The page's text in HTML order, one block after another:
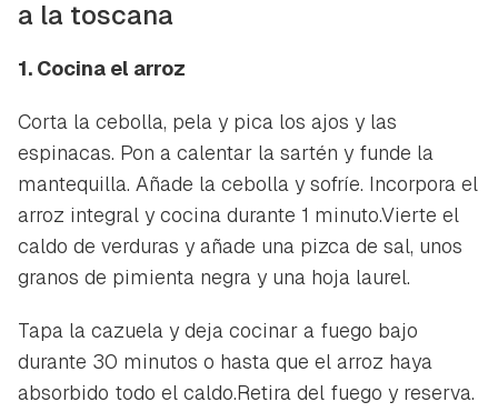
a la toscana
1. Cocina el arroz
Corta la cebolla, pela y pica los ajos y las
espinacas. Pon a calentar la sartén y funde la
mantequilla. Añade la cebolla y sofríe. Incorpora el
arroz integral y cocina durante 1 minuto.Vierte el
caldo de verduras y añade una pizca de sal, unos
granos de pimienta negra y una hoja laurel.
Tapa la cazuela y deja cocinar a fuego bajo
durante 30 minutos o hasta que el arroz haya
absorbido todo el caldo.Retira del fuego y reserva.